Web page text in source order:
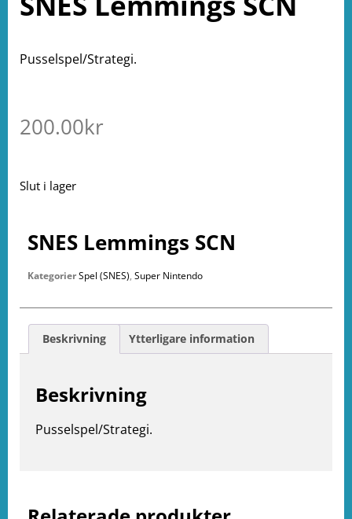
Pusselspel/Strategi.
200.00kr
Slut i lager
SNES Lemmings SCN
KategorierSpel (SNES), Super Nintendo
Beskrivning Ytterligare information
Beskrivning
Pusselspel/Strategi.